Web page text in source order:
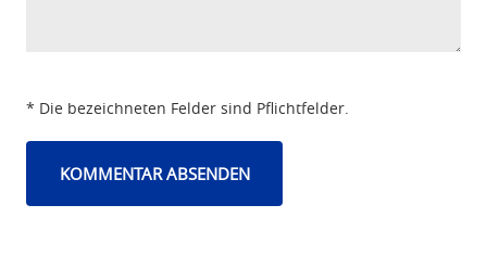
* Die bezeichneten Felder sind Pflichtfelder.